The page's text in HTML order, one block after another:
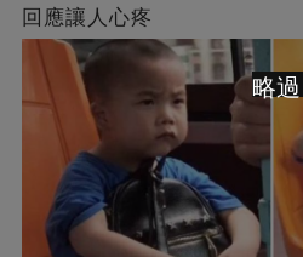
回應讓人心疼
略過